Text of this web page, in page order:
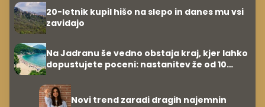
20-letnik kupil hišo na slepo in danes mu vsi
zavidajo
Na Jadranu še vedno obstaja kraj, kjer lahko
dopustujete poceni: nastanitev že od 10
Novi trend zaradi dragih najemnin